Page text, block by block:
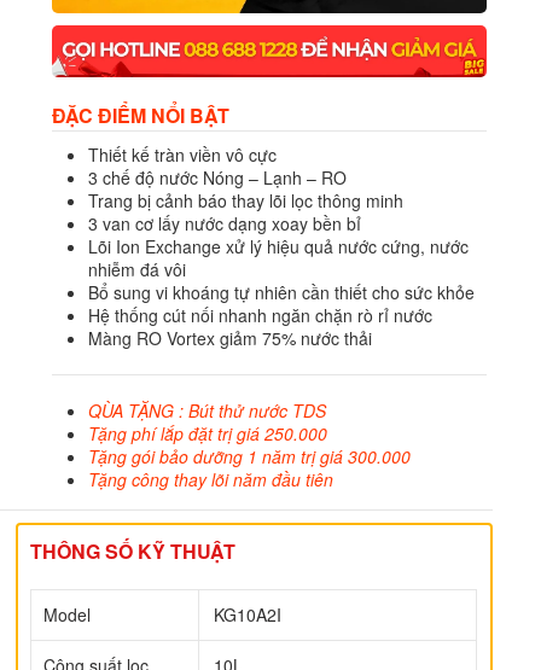
ĐẶC ĐIỂM NỔI BẬT
Thiết kế tràn viền vô cực
3 chế độ nước Nóng – Lạnh – RO
Trang bị cảnh báo thay lõi lọc thông minh
3 van cơ lấy nước dạng xoay bền bỉ
Lõi Ion Exchange xử lý hiệu quả nước cứng, nước
nhiễm đá vôi
Bổ sung vi khoáng tự nhiên cần thiết cho sức khỏe
Hệ thống cút nối nhanh ngăn chặn rò rỉ nước
Màng RO Vortex giảm 75% nước thải
QÙA TẶNG : Bút thử nước TDS
Tặng phí lắp đặt trị giá 250.000
Tặng gói bảo dưỡng 1 năm trị giá 300.000
Tặng công thay lõi năm đầu tiên
THÔNG SỐ KỸ THUẬT
Model KG10A2I
Công suất lọc 10L